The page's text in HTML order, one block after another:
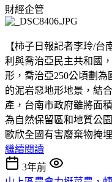
財經企管
【柿子日報記者李玲/
利與喬治亞民主共和國
形，喬治亞250公頃劃
的泥岩惡地形地景，結
產，台南市政府雖將面
為自然保留區和地質公
歐欣全國有害廢棄物掩
繼續閱讀
3年前